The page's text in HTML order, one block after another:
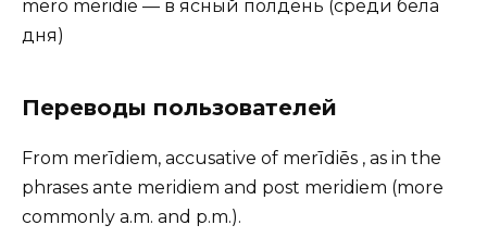
mero meridie — в ясный полдень (среди бела
дня)
Переводы пользователей
From merīdiem, accusative of merīdiēs , as in the
phrases ante meridiem and post meridiem (more
commonly a.m. and p.m.).